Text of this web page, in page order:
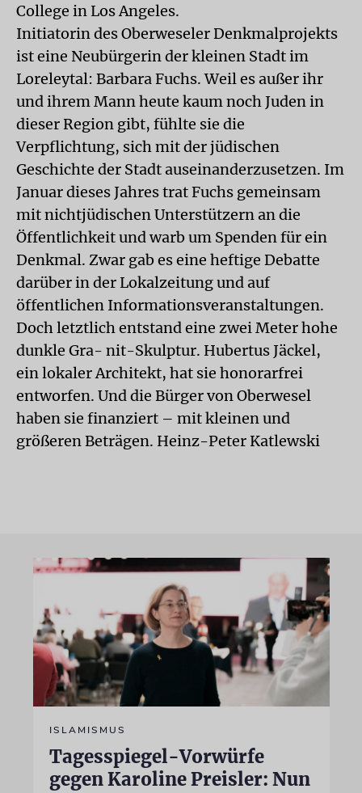
College in Los Angeles.
Initiatorin des Oberweseler Denkmalprojekts
ist eine Neubürgerin der kleinen Stadt im
Loreleytal: Barbara Fuchs. Weil es außer ihr
und ihrem Mann heute kaum noch Juden in
dieser Region gibt, fühlte sie die
Verpflichtung, sich mit der jüdischen
Geschichte der Stadt auseinanderzusetzen. Im
Januar dieses Jahres trat Fuchs gemeinsam
mit nichtjüdischen Unterstützern an die
Öffentlichkeit und warb um Spenden für ein
Denkmal. Zwar gab es eine heftige Debatte
darüber in der Lokalzeitung und auf
öffentlichen Informationsveranstaltungen.
Doch letztlich entstand eine zwei Meter hohe
dunkle Gra- nit-Skulptur. Hubertus Jäckel,
ein lokaler Architekt, hat sie honorarfrei
entworfen. Und die Bürger von Oberwesel
haben sie finanziert – mit kleinen und
größeren Beträgen. Heinz-Peter Katlewski
ISLAMISMUS
Tagesspiegel-Vorwürfe
gegen Karoline Preisler: Nun